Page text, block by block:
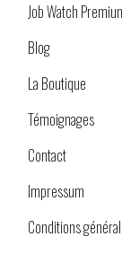
Job Watch
Blog
La Boutique
Témoignages
Contact
Impressum
Conditions